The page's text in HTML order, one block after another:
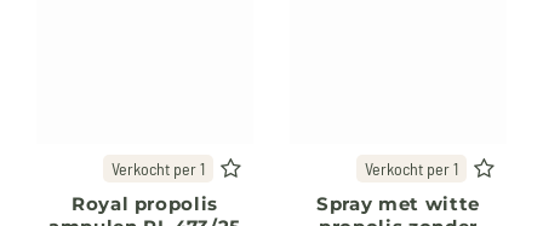
Verkocht per 1
Royal propolis
Verkocht per 1
Spray met witte